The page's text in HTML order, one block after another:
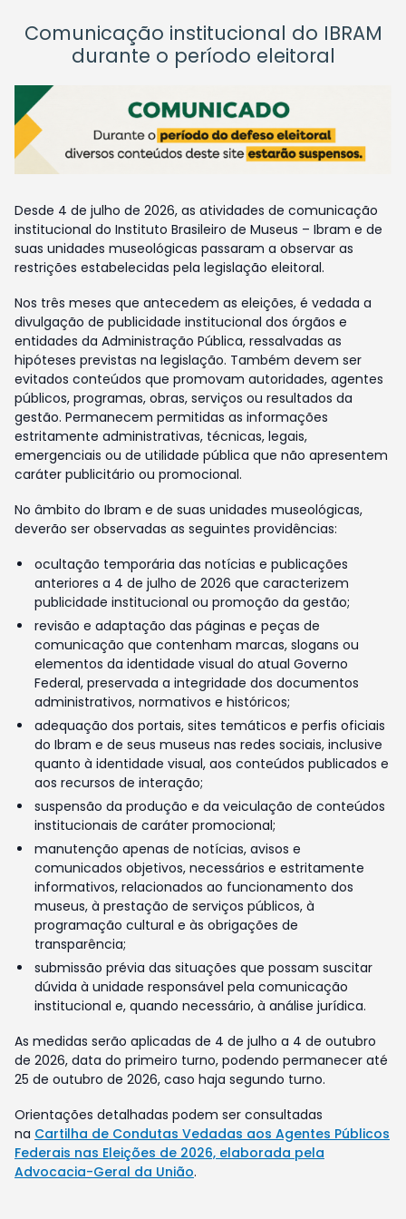
Comunicação institucional do IBRAM
durante o período eleitoral
Desde 4 de julho de 2026, as atividades de comunicação
institucional do Instituto Brasileiro de Museus – Ibram e de
suas unidades museológicas passaram a observar as
restrições estabelecidas pela legislação eleitoral.
Nos três meses que antecedem as eleições, é vedada a
divulgação de publicidade institucional dos órgãos e
entidades da Administração Pública, ressalvadas as
hipóteses previstas na legislação. Também devem ser
evitados conteúdos que promovam autoridades, agentes
públicos, programas, obras, serviços ou resultados da
gestão. Permanecem permitidas as informações
estritamente administrativas, técnicas, legais,
emergenciais ou de utilidade pública que não apresentem
caráter publicitário ou promocional.
No âmbito do Ibram e de suas unidades museológicas,
deverão ser observadas as seguintes providências:
ocultação temporária das notícias e publicações
anteriores a 4 de julho de 2026 que caracterizem
publicidade institucional ou promoção da gestão;
revisão e adaptação das páginas e peças de
comunicação que contenham marcas, slogans ou
elementos da identidade visual do atual Governo
Federal, preservada a integridade dos documentos
administrativos, normativos e históricos;
adequação dos portais, sites temáticos e perfis oficiais
do Ibram e de seus museus nas redes sociais, inclusive
quanto à identidade visual, aos conteúdos publicados e
aos recursos de interação;
suspensão da produção e da veiculação de conteúdos
institucionais de caráter promocional;
manutenção apenas de notícias, avisos e
comunicados objetivos, necessários e estritamente
informativos, relacionados ao funcionamento dos
museus, à prestação de serviços públicos, à
programação cultural e às obrigações de
transparência;
submissão prévia das situações que possam suscitar
dúvida à unidade responsável pela comunicação
institucional e, quando necessário, à análise jurídica.
As medidas serão aplicadas de 4 de julho a 4 de outubro
de 2026, data do primeiro turno, podendo permanecer até
25 de outubro de 2026, caso haja segundo turno.
Orientações detalhadas podem ser consultadas
na Cartilha de Condutas Vedadas aos Agentes Públicos
Federais nas Eleições de 2026, elaborada pela
Advocacia-Geral da União.